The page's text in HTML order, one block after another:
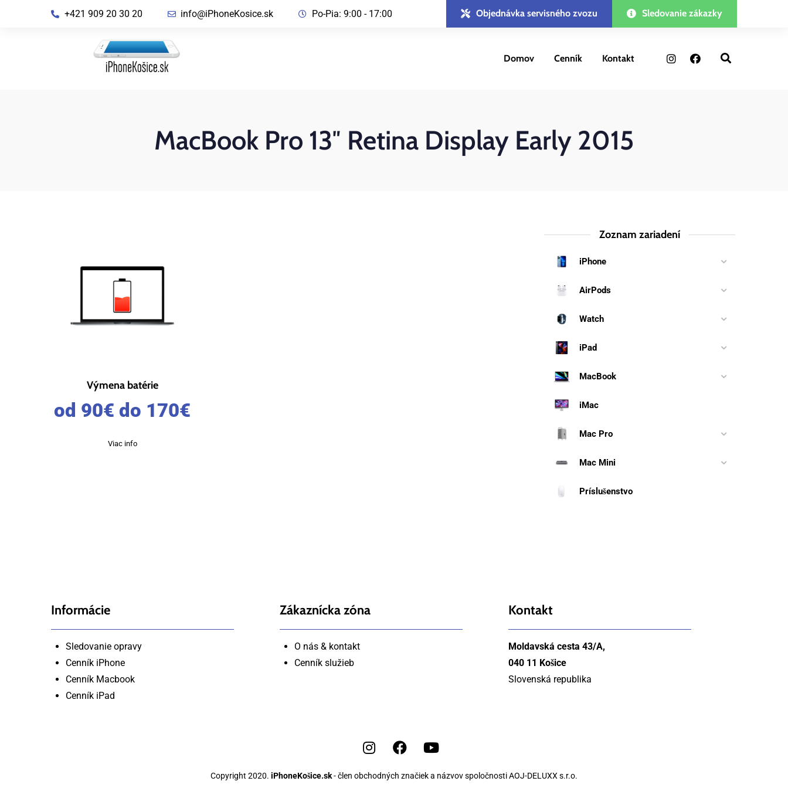
+421 909 20 30 20 info@iPhoneKosice.sk Po-Pia: 9:00 - 17:00 Objednávka servisného zvozu Sledovanie zákazky
Domov Cenník Kontakt
MacBook Pro 13″ Retina Display Early 2015
Výmena batérie
od 90€ do 170€
Viac info
Zoznam zariadení
iPhone
AirPods
Watch
iPad
MacBook
iMac
Mac Pro
Mac Mini
Príslušenstvo
Informácie
Sledovanie opravy
Cenník iPhone
Cenník Macbook
Cenník iPad
Zákaznícka zóna
O nás & kontakt
Cenník služieb
Kontakt
Moldavská cesta 43/A,
040 11 Košice
Slovenská republika
Copyright 2020. iPhoneKošice.sk- člen obchodných značiek a názvov spoločnosti AOJ-DELUXX s.r.o.